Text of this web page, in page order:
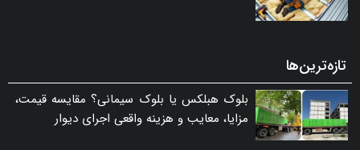
تازه‌ترین‌ها
بلوک هبلکس یا بلوک سیمانی؟ مقایسه قیمت،
مزایا، معایب و هزینه واقعی اجرای دیوار